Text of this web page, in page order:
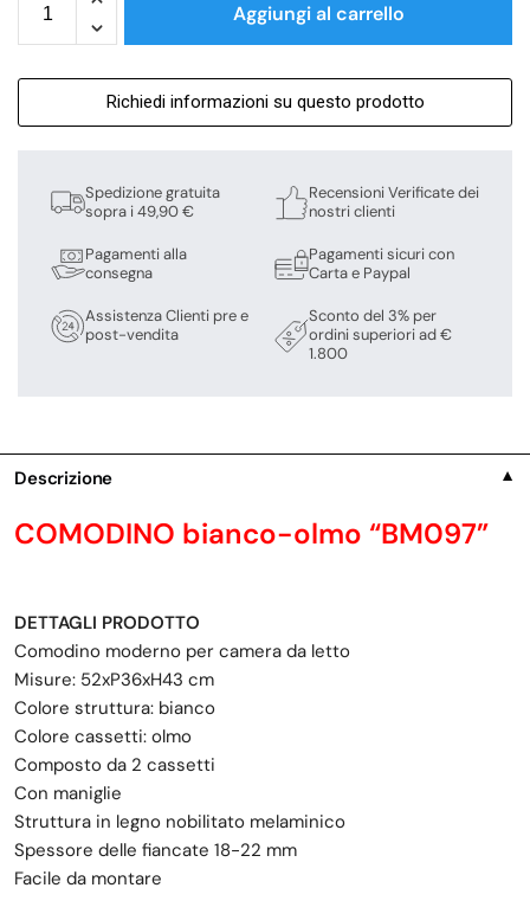
Aggiungi al carrello
Richiedi informazioni su questo prodotto
Spedizione gratuita
sopra i 49,90 €
Pagamenti alla
consegna
Assistenza Clienti pre e
post-vendita
Recensioni Verificate dei
nostri clienti
Pagamenti sicuri con
Carta e Paypal
Sconto del 3% per
ordini superiori ad €
1.800
Descrizione ▼
COMODINO bianco-olmo “BM097”
DETTAGLI PRODOTTO
Comodino moderno per camera da letto
Misure: 52xP36xH43 cm
Colore struttura: bianco
Colore cassetti: olmo
Composto da 2 cassetti
Con maniglie
Struttura in legno nobilitato melaminico
Spessore delle fiancate 18-22 mm
Facile da montare